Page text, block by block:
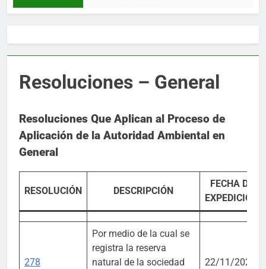
Resoluciones – General
Resoluciones Que Aplican al Proceso de
Aplicación de la Autoridad Ambiental en
General
RESOLUCIÓN DESCRIPCIÓN
FECHA DE
EXPEDICIÓN
278
Por medio de la cual se
registra la reserva
natural de la sociedad
22/11/2023